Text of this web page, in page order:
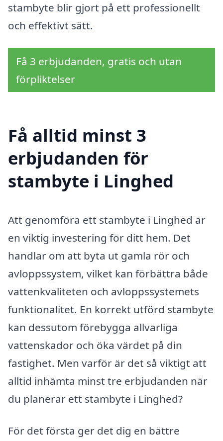
stambyte blir gjort på ett professionellt
och effektivt sätt.
Få 3 erbjudanden, gratis och utan
förpliktelser
Få alltid minst 3
erbjudanden för
stambyte i Linghed
Att genomföra ett stambyte i Linghed är
en viktig investering för ditt hem. Det
handlar om att byta ut gamla rör och
avloppssystem, vilket kan förbättra både
vattenkvaliteten och avloppssystemets
funktionalitet. En korrekt utförd stambyte
kan dessutom förebygga allvarliga
vattenskador och öka värdet på din
fastighet. Men varför är det så viktigt att
alltid inhämta minst tre erbjudanden när
du planerar ett stambyte i Linghed?
För det första ger det dig en bättre